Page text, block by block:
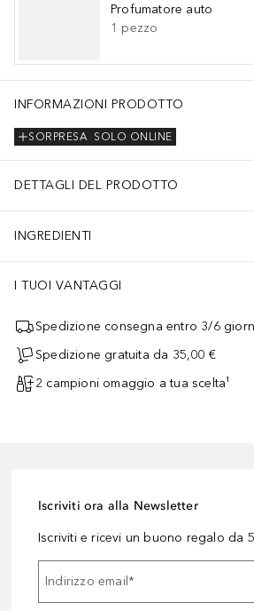
Profumatore auto
1 pezzo
INFORMAZIONI PRODOTTO
SOLO ONLINE
SORPRESA
DETTAGLI DEL PRODOTTO
INGREDIENTI
I TUOI VANTAGGI
Spedizione consegna entro 3/6
Spedizione gratuita da 35,00 €
2 campioni omaggio a tua scelta¹
Iscriviti ora alla Newsletter
Iscriviti e ricevi un buono regalo da
Indirizzo email*